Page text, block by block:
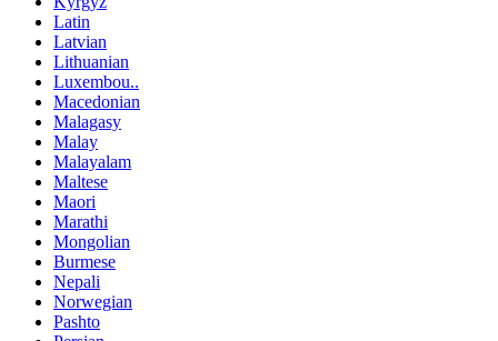
Latin
Latvian
Lithuanian
Luxembou..
Macedonian
Malagasy
Malay
Malayalam
Maltese
Maori
Marathi
Mongolian
Burmese
Nepali
Norwegian
Pashto